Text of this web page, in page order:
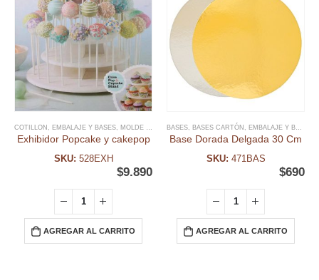
COTILLON , EMBALAJE Y BASES, MOLDE CAKEPOP ,MOLDES,OTROS PACKAGING
Exhibidor Popcake y cakepop
SKU: 528EXH
$9.890
AGREGAR AL CARRITO
BASES, BASES CARTÓN , EMBALAJE Y BASES
Base Dorada Delgada 30 Cm
SKU: 471BAS
$690
AGREGAR AL CARRITO